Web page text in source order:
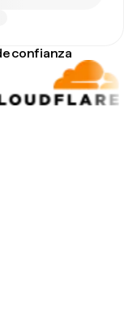
confianza